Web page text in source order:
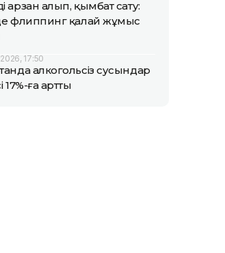
арзан алып, қымбат сату:
флиппинг қалай жұмыс
17:50
алкогольсіз сусындар
17%-ға артты